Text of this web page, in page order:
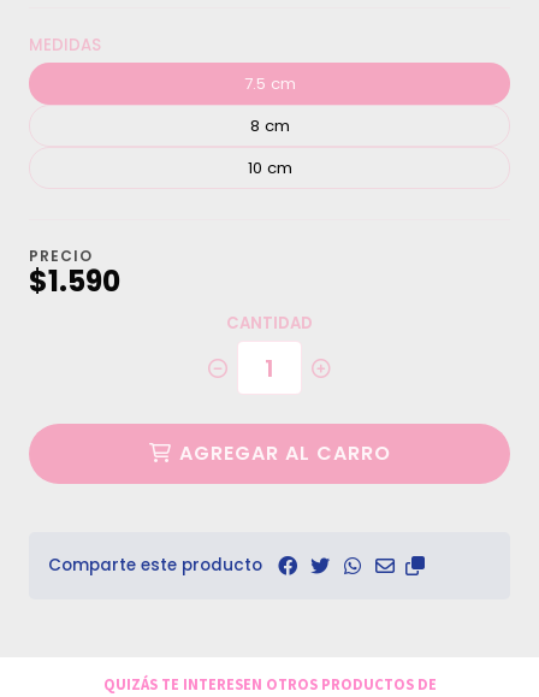
MEDIDAS
7.5 cm
8 cm
10 cm
PRECIO
$1.590
CANTIDAD
AGREGAR AL CARRO
Comparte este producto
QUIZÁS TE INTERESEN OTROS PRODUCTOS DE